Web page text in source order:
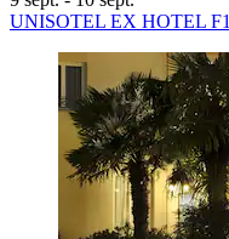
UNISOTEL EX HOTEL F1